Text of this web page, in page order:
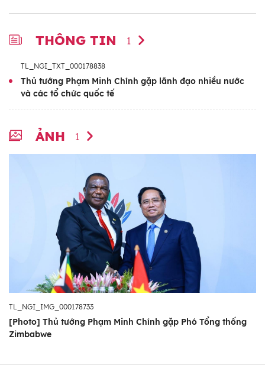
THÔNG TIN 1
TL_NGI_TXT_000178838
Thủ tướng Phạm Minh Chính gặp lãnh đạo nhiều nước
và các tổ chức quốc tế
ẢNH 1
TL_NGI_IMG_000178733
[Photo] Thủ tướng Phạm Minh Chính gặp Phó Tổng thống
Zimbabwe